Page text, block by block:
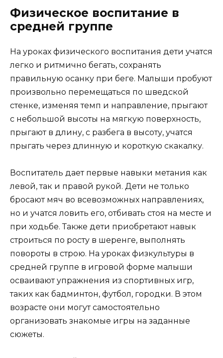
Физическое воспитание в
средней группе
На уроках физического воспитания дети учатся
легко и ритмично бегать, сохранять
правильную осанку при беге. Малыши пробуют
произвольно перемещаться по шведской
стенке, изменяя темп и направление, прыгают
с небольшой высоты на мягкую поверхность,
прыгают в длину, с разбега в высоту, учатся
прыгать через длинную и короткую скакалку.
Воспитатель дает первые навыки метания как
левой, так и правой рукой. Дети не только
бросают мяч во всевозможных направлениях,
но и учатся ловить его, отбивать стоя на месте и
при ходьбе. Также дети приобретают навык
строиться по росту в шеренге, выполнять
повороты в строю. На уроках физкультуры в
средней группе в игровой форме малыши
осваивают упражнения из спортивных игр,
таких как бадминтон, футбол, городки. В этом
возрасте они могут самостоятельно
организовать знакомые игры на заданные
сюжеты.